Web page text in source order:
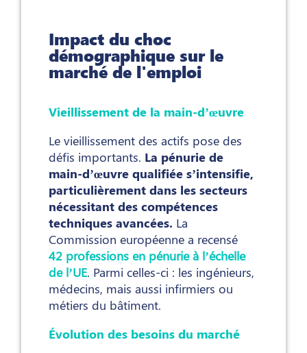
Impact du choc
démographique sur le
marché de l'emploi
Vieillissement de la main-d’œuvre
Le vieillissement des actifs pose des
défis importants. La pénurie de
main-d’œuvre qualifiée s’intensifie,
particulièrement dans les secteurs
nécessitant des compétences
techniques avancées. La
Commission européenne a recensé
42 professions en pénurie à l’échelle
de l’UE. Parmi celles-ci : les ingénieurs,
médecins, mais aussi infirmiers ou
métiers du bâtiment.
Évolution des besoins du marché